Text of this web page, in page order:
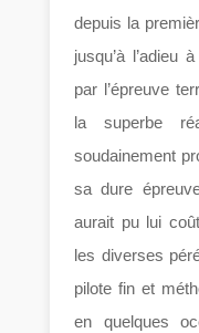
depuis la
jusqu’à l’adieu
par l’épreuve
la superbe
soudainement
sa dure
aurait pu lui
les diverses
pilote fin et
en quelques